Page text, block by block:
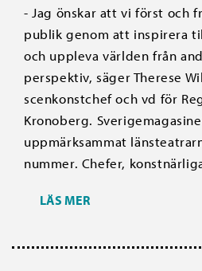
- Jag önskar att vi först och
publik genom att inspirera
och uppleva världen från
perspektiv, säger Therese
scenkonstchef och vd för
Kronoberg.
uppmärksammat
nummer. Chefer,
LÄS MER